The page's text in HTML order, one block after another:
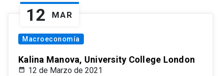
12 MAR
Macroeconomía
Kalina Manova, University College London
12 de Marzo de 2021